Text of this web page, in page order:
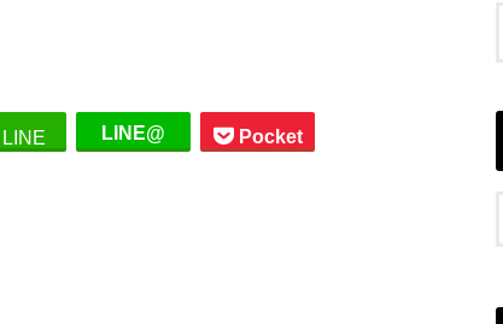
LINE LINE@ Pocket